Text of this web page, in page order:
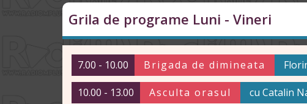
Grila de programe Luni - Vineri
7.00 - 10.00 Brigada de dimineata
10.00 - 13.00 Asculta orasul cu Catalin